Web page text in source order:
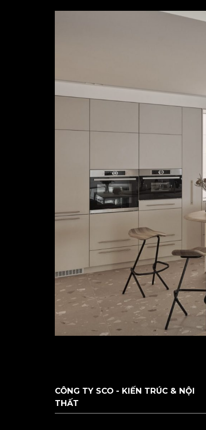
CÔNG TY SCO - KIẾN TRÚC & NỘI
THẤT